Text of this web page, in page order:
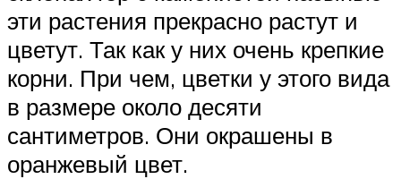
эти растения прекрасно растут и
цветут. Так как у них очень крепкие
корни. При чем, цветки у этого вида
в размере около десяти
сантиметров. Они окрашены в
оранжевый цвет.